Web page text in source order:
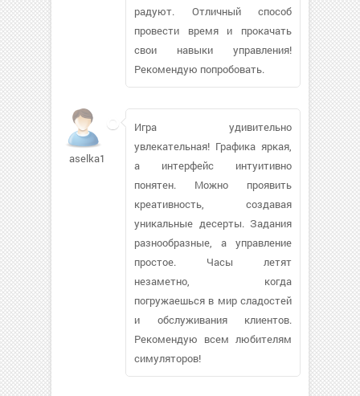
радуют. Отличный способ
провести время и прокачать
свои навыки управления!
Рекомендую попробовать.
aselka1994
Игра удивительно
увлекательная! Графика яркая,
а интерфейс интуитивно
понятен. Можно проявить
креативность, создавая
уникальные десерты. Задания
разнообразные, а управление
простое. Часы летят
незаметно, когда
погружаешься в мир сладостей
и обслуживания клиентов.
Рекомендую всем любителям
симуляторов!